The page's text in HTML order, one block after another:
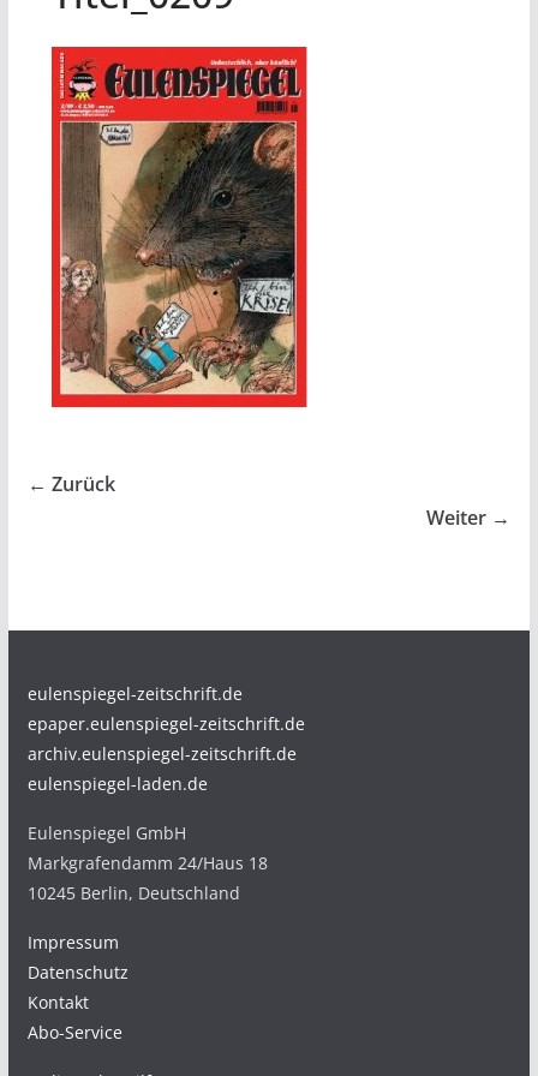
← Zurück
Weiter →
eulenspiegel-zeitschrift.de
epaper.eulenspiegel-zeitschrift.de
archiv.eulenspiegel-zeitschrift.de
eulenspiegel-laden.de
Eulenspiegel GmbH
Markgrafendamm 24/Haus 18
10245 Berlin, Deutschland
Impressum
Datenschutz
Kontakt
Abo-Service